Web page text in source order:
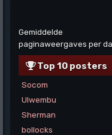
Gemiddelde
paginaweergaves per
Top 10 posters
Socom
Ulwembu
Sherman
bollocks